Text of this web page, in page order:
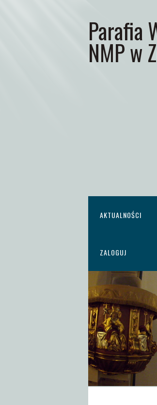
Parafia
NMP w
AKTUALNOŚCI
ZALOGUJ